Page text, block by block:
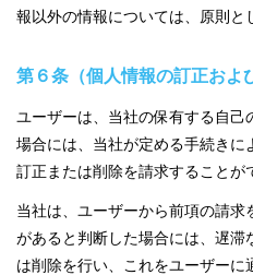
報以外の情報については、原則と
第６条（個人情報の訂正およ
ユーザーは、当社の保有する自己
場合には、当社が定める手続き
訂正または削除を請求することが
当社は、ユーザーから前項の請
があると判断した場合には、遅滞
は削除を行い、これをユーザーに